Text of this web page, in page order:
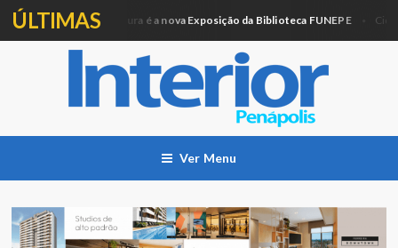
ÚLTIMAS
Artesanato e Pintura é a nova Exposição da Biblioteca FUNEPE Cidade
Ver Menu